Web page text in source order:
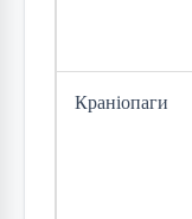
Краніопаги